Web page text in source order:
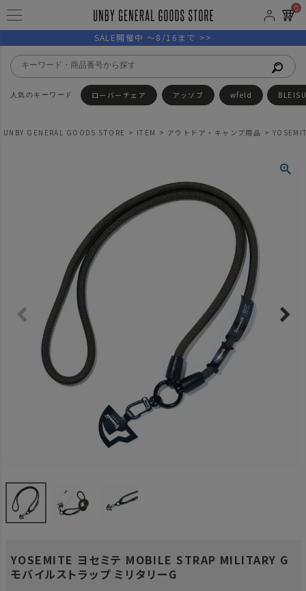
0
SALE開催中 ～8/16まで >>
ローバーチェア アッソブ wfeld
UNBY GENERAL GOODS STORE ITEM アウトドア・キャンプ用品
YOSEMITE ヨセミテ MOBILE STRAP MILITARY G
モバイルストラップ ミリタリーG